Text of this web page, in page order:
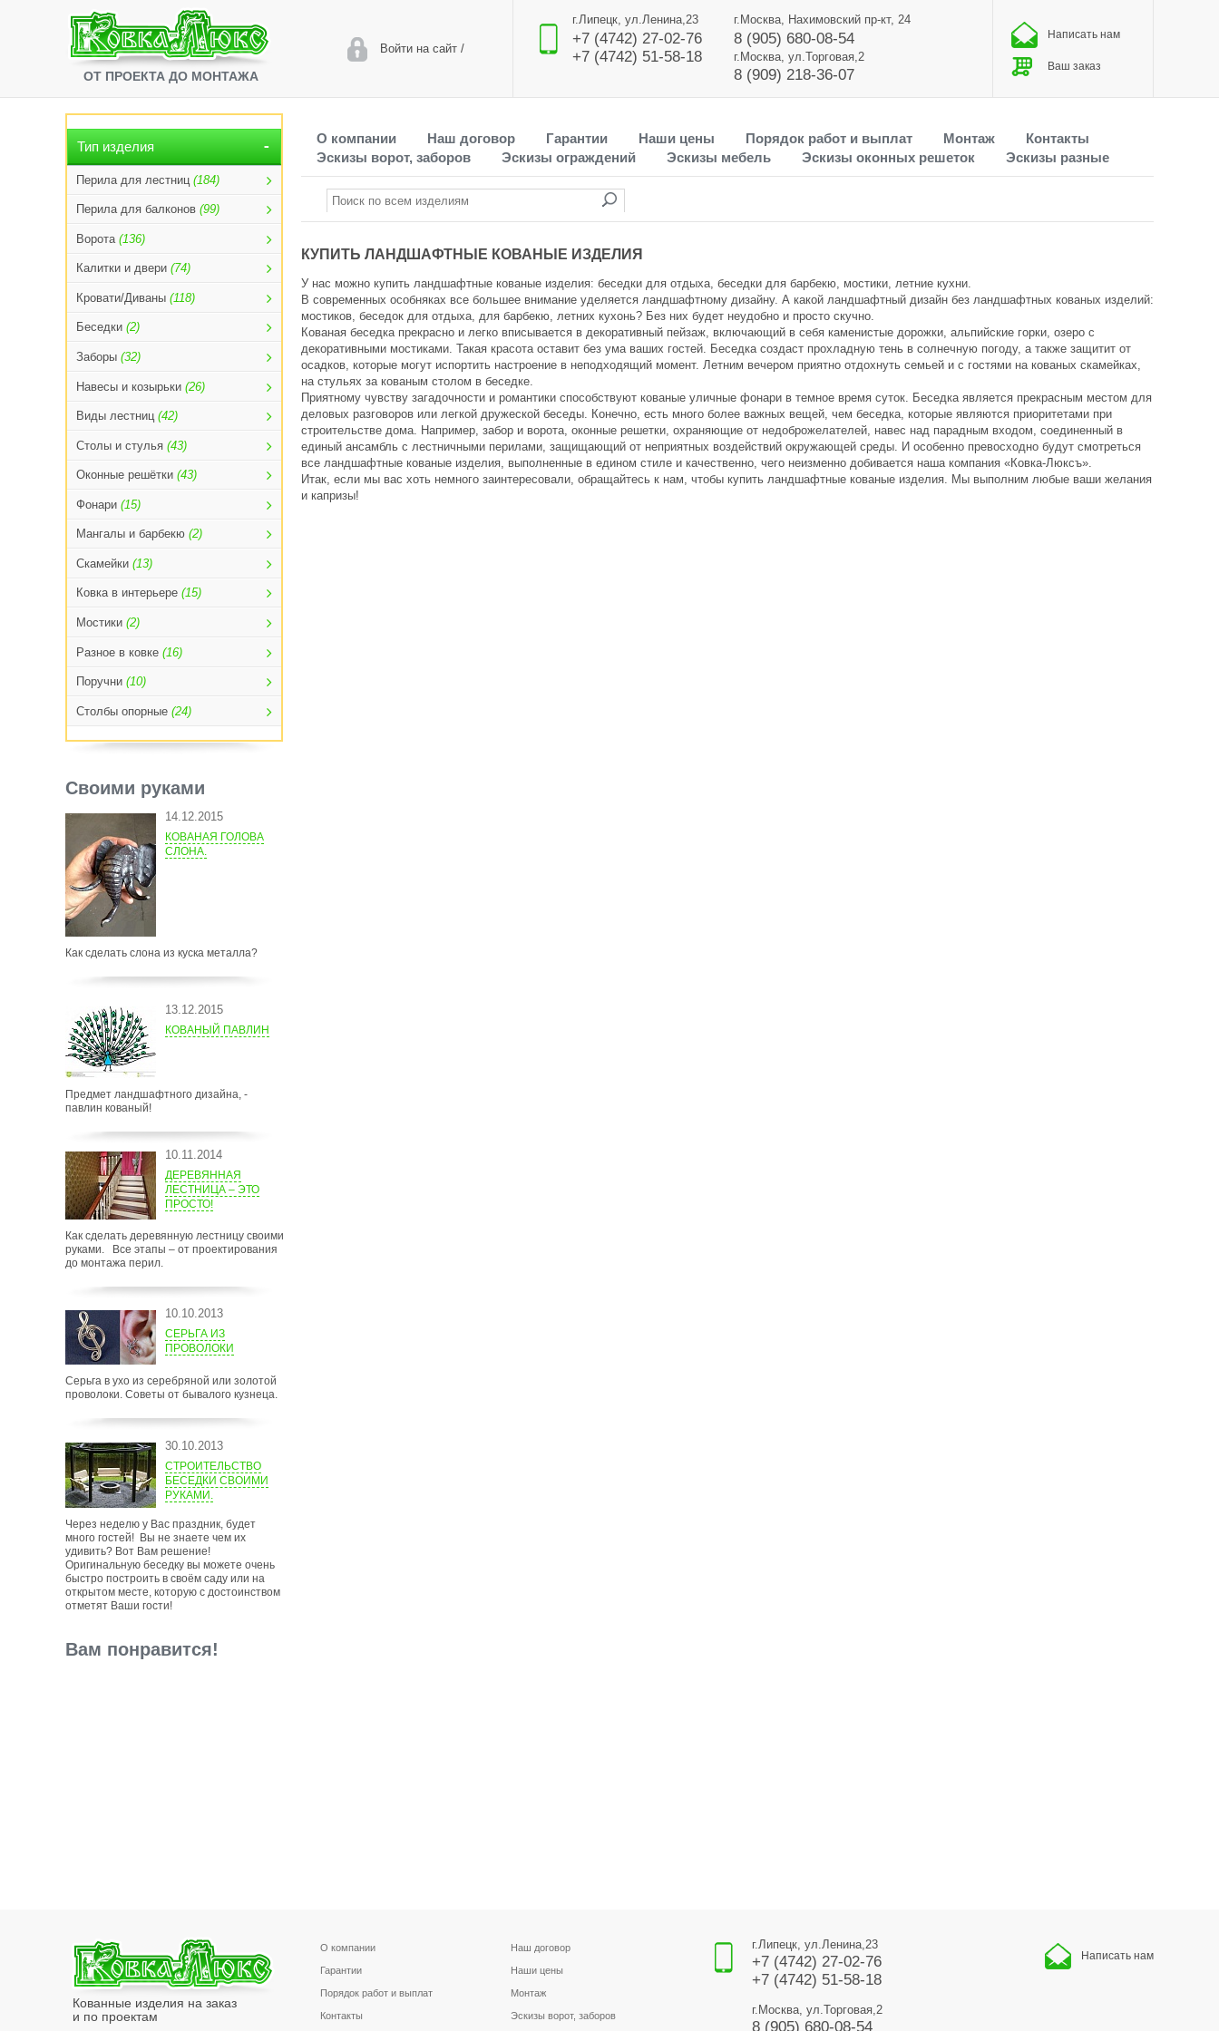
ОТ ПРОЕКТА ДО МОНТАЖА
Войти на сайт/
г.Липецк, ул.Ленина,23
+7 (4742) 27-02-76
+7 (4742) 51-58-18
г.Москва, Нахимовский пр-кт, 24
8 (905) 680-08-54
г.Москва, ул.Торговая,2
8 (909) 218-36-07
Написать нам
Ваш заказ
Тип изделия
Перила для лестниц (184)
Перила для балконов (99)
Ворота (136)
Калитки и двери (74)
Кровати/Диваны (118)
Беседки (2)
Заборы (32)
Навесы и козырьки (26)
Виды лестниц (42)
Столы и стулья (43)
Оконные решётки (43)
Фонари (15)
Мангалы и барбекю (2)
Скамейки (13)
Ковка в интерьере (15)
Мостики (2)
Разное в ковке (16)
Поручни (10)
Столбы опорные (24)
Своими руками
14.12.2015
КОВАНАЯ ГОЛОВА
СЛОНА.
Как сделать слона из куска металла?
13.12.2015
КОВАНЫЙ ПАВЛИН
Предмет ландшафтного дизайна, -
павлин кованый!
10.11.2014
ДЕРЕВЯННАЯ
ЛЕСТНИЦА – ЭТО
ПРОСТО!
Как сделать деревянную лестницу своими
руками. Все этапы – от проектирования
до монтажа перил.
10.10.2013
СЕРЬГА ИЗ
ПРОВОЛОКИ
Серьга в ухо из серебряной или золотой
проволоки. Советы от бывалого кузнеца.
30.10.2013
СТРОИТЕЛЬСТВО
БЕСЕДКИ СВОИМИ
РУКАМИ.
Через неделю у Вас праздник, будет
много гостей! Вы не знаете чем их
удивить? Вот Вам решение!
Оригинальную беседку вы можете очень
быстро построить в своём саду или на
открытом месте, которую с достоинством
отметят Ваши гости!
Вам понравится!
О компании Наш договор Гарантии Наши цены Порядок работ и выплат Монтаж
Контакты
Эскизы ворот, заборов
Эскизы ограждений Эскизы мебель Эскизы оконных решеток Эскизы разные
КУПИТЬ ЛАНДШАФТНЫЕ КОВАНЫЕ ИЗДЕЛИЯ
У нас можно купить ландшафтные кованые изделия: беседки для отдыха, беседки для барбекю, мостики, летние кухни.
В современных особняках все большее внимание уделяется ландшафтному дизайну. А какой ландшафтный дизайн без ландшафтных кованых изделий:
мостиков, беседок для отдыха, для барбекю, летних кухонь? Без них будет неудобно и просто скучно.
Кованая беседка прекрасно и легко вписывается в декоративный пейзаж, включающий в себя каменистые дорожки, альпийские горки, озеро с
декоративными мостиками. Такая красота оставит без ума ваших гостей. Беседка создаст прохладную тень в солнечную погоду, а также защитит от
осадков, которые могут испортить настроение в неподходящий момент. Летним вечером приятно отдохнуть семьей и с гостями на кованых скамейках,
на стульях за кованым столом в беседке.
Приятному чувству загадочности и романтики способствуют кованые уличные фонари в темное время суток. Беседка является прекрасным местом для
деловых разговоров или легкой дружеской беседы. Конечно, есть много более важных вещей, чем беседка, которые являются приоритетами при
строительстве дома. Например, забор и ворота, оконные решетки, охраняющие от недоброжелателей, навес над парадным входом, соединенный в
единый ансамбль с лестничными перилами, защищающий от неприятных воздействий окружающей среды. И особенно превосходно будут смотреться
все ландшафтные кованые изделия, выполненные в едином стиле и качественно, чего неизменно добивается наша компания «Ковка-Люксъ».
Итак, если мы вас хоть немного заинтересовали, обращайтесь к нам, чтобы купить ландшафтные кованые изделия. Мы выполним любые ваши желания
и капризы!
Кованные изделия на заказ
и по проектам
О компании Наш договор
Гарантии Наши цены
Порядок работ и выплат Монтаж
Контакты Эскизы ворот, заборов
г.Липецк, ул.Ленина,23
+7 (4742) 27-02-76
+7 (4742) 51-58-18
г.Москва, ул.Торговая,2
8 (905) 680-08-54
Написать нам